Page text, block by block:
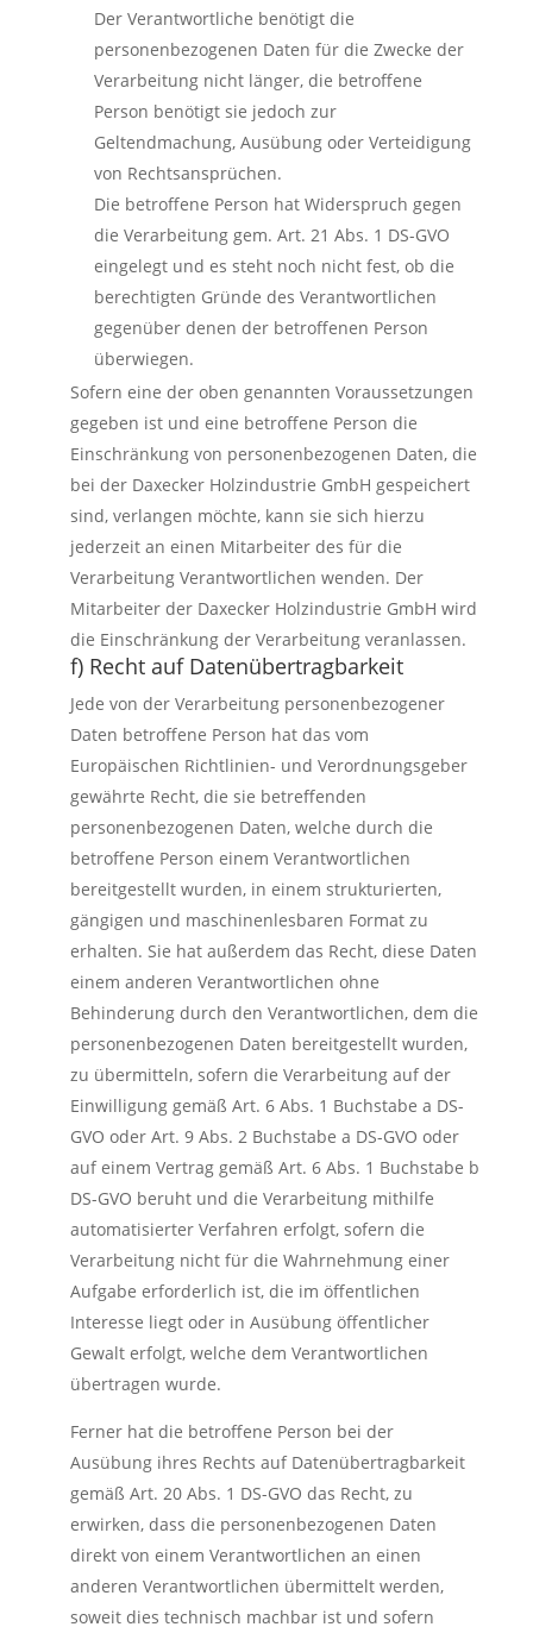
Der Verantwortliche benötigt die
personenbezogenen Daten für die Zwecke der
Verarbeitung nicht länger, die betroffene
Person benötigt sie jedoch zur
Geltendmachung, Ausübung oder Verteidigung
von Rechtsansprüchen.
Die betroffene Person hat Widerspruch gegen
die Verarbeitung gem. Art. 21 Abs. 1 DS-GVO
eingelegt und es steht noch nicht fest, ob die
berechtigten Gründe des Verantwortlichen
gegenüber denen der betroffenen Person
überwiegen.
Sofern eine der oben genannten Voraussetzungen
gegeben ist und eine betroffene Person die
Einschränkung von personenbezogenen Daten, die
bei der Daxecker Holzindustrie GmbH gespeichert
sind, verlangen möchte, kann sie sich hierzu
jederzeit an einen Mitarbeiter des für die
Verarbeitung Verantwortlichen wenden. Der
Mitarbeiter der Daxecker Holzindustrie GmbH wird
die Einschränkung der Verarbeitung veranlassen.
f) Recht auf Datenübertragbarkeit
Jede von der Verarbeitung personenbezogener
Daten betroffene Person hat das vom
Europäischen Richtlinien- und Verordnungsgeber
gewährte Recht, die sie betreffenden
personenbezogenen Daten, welche durch die
betroffene Person einem Verantwortlichen
bereitgestellt wurden, in einem strukturierten,
gängigen und maschinenlesbaren Format zu
erhalten. Sie hat außerdem das Recht, diese Daten
einem anderen Verantwortlichen ohne
Behinderung durch den Verantwortlichen, dem die
personenbezogenen Daten bereitgestellt wurden,
zu übermitteln, sofern die Verarbeitung auf der
Einwilligung gemäß Art. 6 Abs. 1 Buchstabe a DS-
GVO oder Art. 9 Abs. 2 Buchstabe a DS-GVO oder
auf einem Vertrag gemäß Art. 6 Abs. 1 Buchstabe b
DS-GVO beruht und die Verarbeitung mithilfe
automatisierter Verfahren erfolgt, sofern die
Verarbeitung nicht für die Wahrnehmung einer
Aufgabe erforderlich ist, die im öffentlichen
Interesse liegt oder in Ausübung öffentlicher
Gewalt erfolgt, welche dem Verantwortlichen
übertragen wurde.
Ferner hat die betroffene Person bei der
Ausübung ihres Rechts auf Datenübertragbarkeit
gemäß Art. 20 Abs. 1 DS-GVO das Recht, zu
erwirken, dass die personenbezogenen Daten
direkt von einem Verantwortlichen an einen
anderen Verantwortlichen übermittelt werden,
soweit dies technisch machbar ist und sofern